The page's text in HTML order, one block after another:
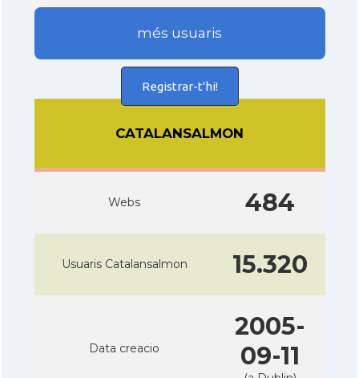
més usuaris
Registrar-t'hi!
CATALANSALMON
Webs 484
Usuaris Catalansalmon 15.320
Data creacio
2005-
09-11